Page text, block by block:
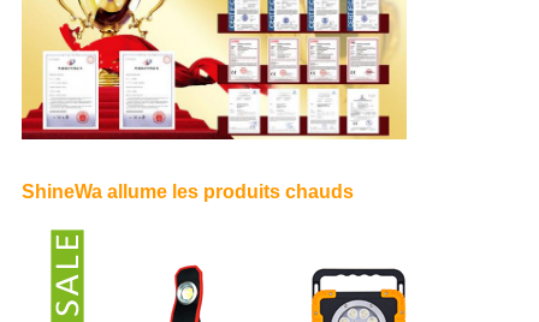
ShineWa allume les produits chauds